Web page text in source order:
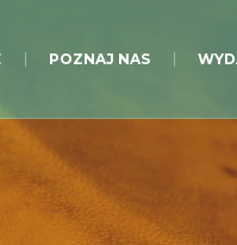
POZNAJ NAS